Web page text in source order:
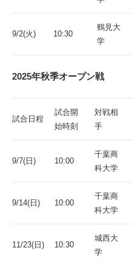
9/2(火) 10:30
鶴見大
学
2025年秋季オープン戦
試合日程
試合開
始時刻
対戦相
手
9/7(日) 10:00
千葉商
科大学
9/14(日) 10:00
千葉商
科大学
11/23(日) 10:30
城西大
学